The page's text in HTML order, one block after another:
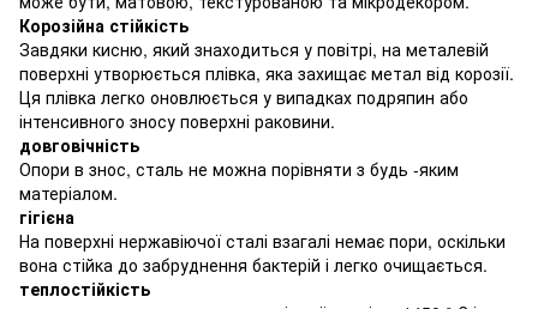
Корозійна стійкість
Завдяки кисню, який знаходиться у повітрі, на металевій
поверхні утворюється плівка, яка захищає метал від корозії.
Ця плівка легко оновлюється у випадках подряпин або
інтенсивного зносу поверхні раковини.
довговічність
Опори в знос, сталь не можна порівняти з будь -яким
матеріалом.
гігієна
На поверхні нержавіючої сталі взагалі немає пори, оскільки
вона стійка до забруднення бактерій і легко очищається.
теплостійкість